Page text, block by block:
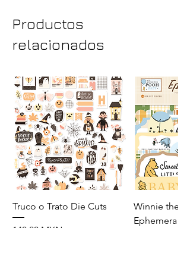
Productos
relacionados
Truco o Trato Die Cuts
Precio
140,00 MXN
Winnie the
Ephemera